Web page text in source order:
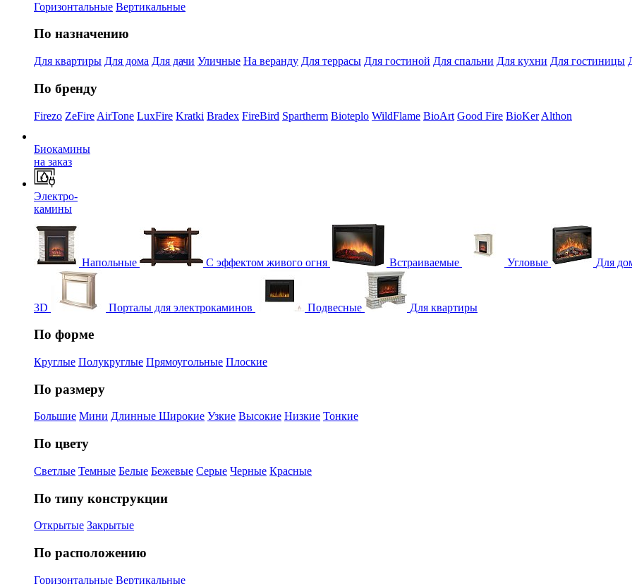
Горизонтальные Вертикальные
По назначению
Для квартиры Для дома Для дачи Уличные На веранду Для террасы Для гостиной Для спальни Для кухни Для гостиницы
По бренду
Firezo ZeFire AirTone LuxFire Kratki Bradex FireBird Spartherm Bioteplo WildFlame BioArt Good Fire BioKer Althon
Биокамины
на заказ
Электро-
камины
Напольные С эффектом живого огня Встраиваемые Угловые Для
3D Порталы для электрокаминов Подвесные Для квартиры
По форме
Круглые Полукруглые Прямоугольные Плоские
По размеру
Большие Мини Длинные Широкие Узкие Высокие Низкие Тонкие
По цвету
Светлые Темные Белые Бежевые Серые Черные Красные
По типу конструкции
Открытые Закрытые
По расположению
Горизонтальные Вертикальные